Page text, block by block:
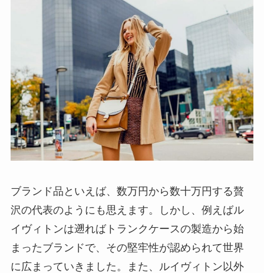
ブランド品といえば、数万円から数十万円する贅
沢の代表のようにも思えます。しかし、例えばル
イヴィトンは遡ればトランクケースの製造から始
まったブランドで、その堅牢性が認められて世界
に広まっていきました。また、ルイヴィトン以外